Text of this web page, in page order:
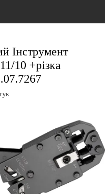
Інструмент
10 +різка